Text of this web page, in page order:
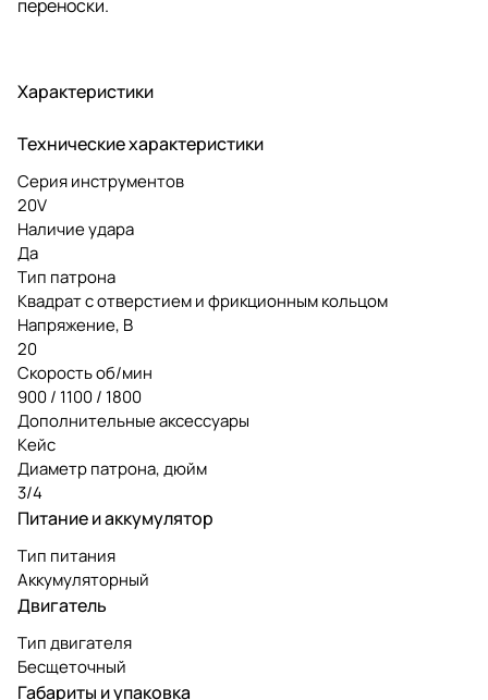
переноски.
Характеристики
Технические характеристики
Серия инструментов
20V
Наличие удара
Да
Тип патрона
Квадрат с отверстием и фрикционным кольцом
Напряжение, В
20
Скорость об/мин
900 / 1100 / 1800
Дополнительные аксессуары
Кейс
Диаметр патрона, дюйм
3/4
Питание и аккумулятор
Тип питания
Аккумуляторный
Двигатель
Тип двигателя
Бесщеточный
Габариты и упаковка